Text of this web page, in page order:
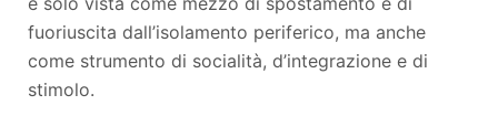
fuoriuscita dall’isolamento periferico, ma anche
come strumento di socialità, d’integrazione e di
stimolo.